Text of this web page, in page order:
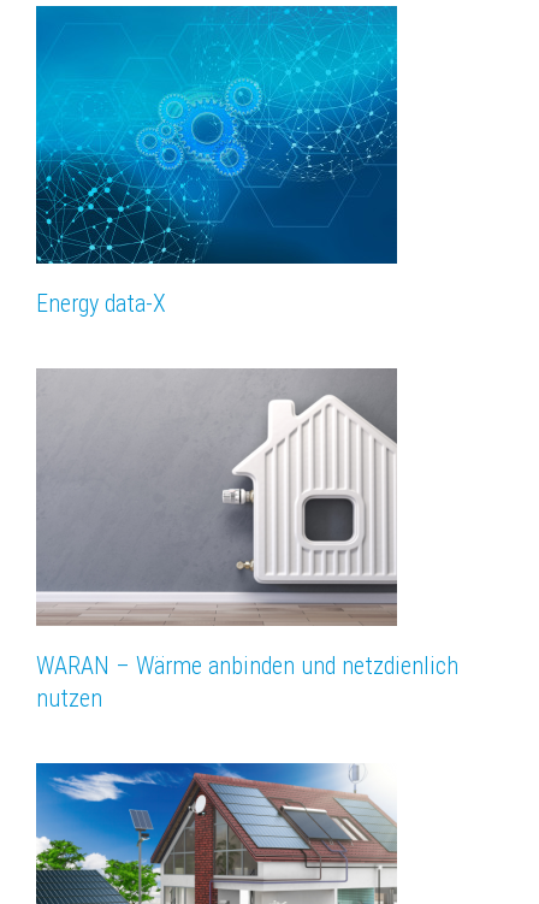
Energy data-X
WARAN – Wärme anbinden und netzdienlich
nutzen